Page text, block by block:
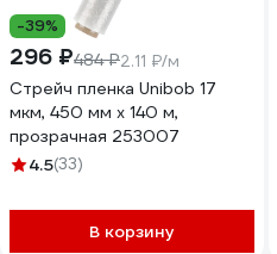
-39%
296 ₽484 ₽2.11 ₽/м
Стрейч пленка Unibob 17
мкм, 450 мм x 140 м,
прозрачная 253007
4.5(33)
В корзину